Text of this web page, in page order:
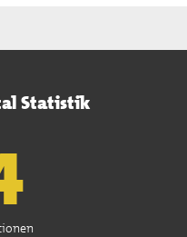
Statistik